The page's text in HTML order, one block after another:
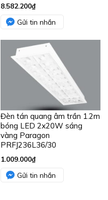
8.582.200₫
Gửi tin nhắn
Đèn tán quang âm trần 1.2m
bóng LED 2x20W sáng
vàng Paragon
PRFJ236L36/30
1.009.000₫
Gửi tin nhắn